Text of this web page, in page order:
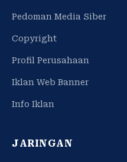
Pedoman Media Siber
Copyright
Profil Perusahaan
Iklan Web Banner
Info Iklan
JARINGAN